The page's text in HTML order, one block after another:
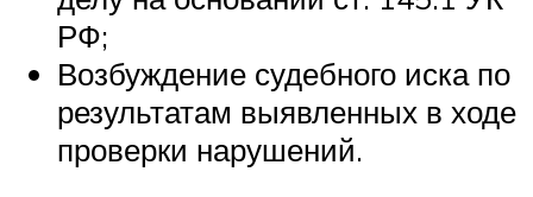
РФ;
Возбуждение судебного иска по
результатам выявленных в ходе
проверки нарушений.